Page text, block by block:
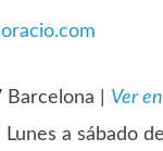
Barcelona | Ver
Lunes a sábado